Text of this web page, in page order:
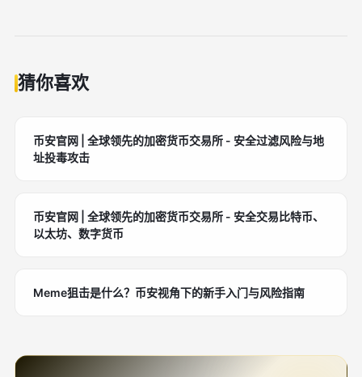
猜你喜欢
币安官网 | 全球领先的加密货币交易所 - 安全过滤风险与地
址投毒攻击
币安官网 | 全球领先的加密货币交易所 - 安全交易比特币、
以太坊、数字货币
Meme狙击是什么？币安视角下的新手入门与风险指南